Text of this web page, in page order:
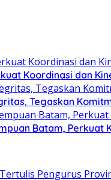
Koordinasi dan
Tegaskan
Batam, Perkuat